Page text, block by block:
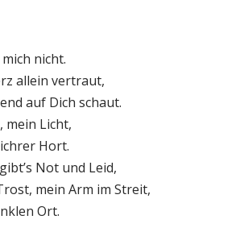
nicht.
allein vertraut,
auf Dich schaut.
mein Licht,
Hort.
Not und Leid,
mein Arm im Streit,
Ort.